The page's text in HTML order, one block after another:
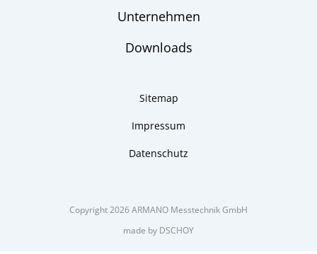
Unternehmen
Downloads
Sitemap
Impressum
Datenschutz
Copyright 2026 ARMANO Messtechnik GmbH
made by DSCHOY